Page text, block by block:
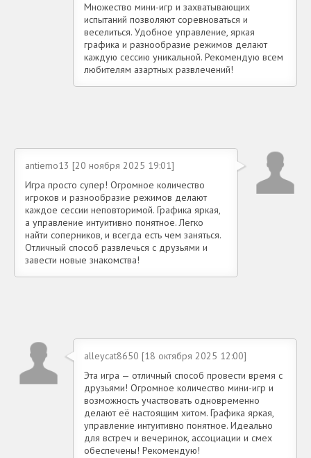
Множество мини-игр и захватывающих
испытаний позволяют соревноваться и
веселиться. Удобное управление, яркая
графика и разнообразие режимов делают
каждую сессию уникальной. Рекомендую всем
любителям азартных развлечений!
antiemo13 [20 ноября 2025 19:01]
Игра просто супер! Огромное количество
игроков и разнообразие режимов делают
каждое сессии неповторимой. Графика яркая,
а управление интуитивно понятное. Легко
найти соперников, и всегда есть чем заняться.
Отличный способ развлечься с друзьями и
завести новые знакомства!
alleycat8650 [18 октября 2025 12:00]
Эта игра — отличный способ провести время с
друзьями! Огромное количество мини-игр и
возможность участвовать одновременно
делают её настоящим хитом. Графика яркая,
управление интуитивно понятное. Идеально
для встреч и вечеринок, ассоциации и смех
обеспечены! Рекомендую!